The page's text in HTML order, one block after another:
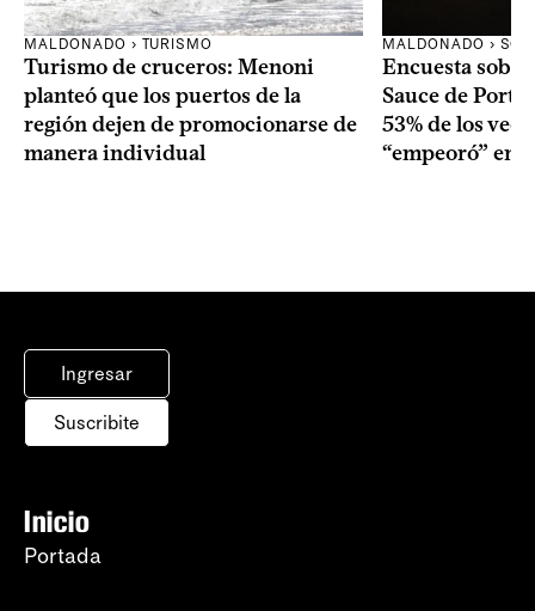
MALDONADO › TURISMO
Turismo de cruceros: Menoni
planteó que los puertos de la
región dejen de promocionarse de
manera individual
MALDONADO ›
Encuesta
Sauce de
53% de los
“empeoró” en
Ingresar
Suscribite
Inicio
Portada